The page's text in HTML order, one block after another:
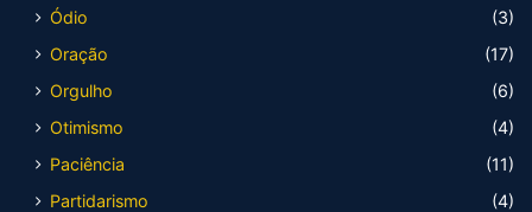
Ódio
(3)
Oração
(17)
Orgulho
(6)
Otimismo
(4)
Paciência
(11)
Partidarismo
(4)